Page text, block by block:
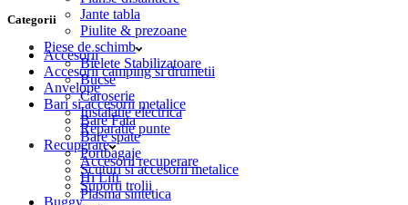
Jante tabla
Piulite & prezoane
Piese de schimb
Bielete Stabilizatoare
Bucse
Caroserie
Instalatie electrica
Reparatie punte
Recuperare
Accesorii recuperare
Hi Lift
Plasma sintetica
Categorii
Accesorii
Accesorii camping si drumetii
Anvelope
Bari si accesorii metalice
Bare Fata
Bare spate
Portbagaje
Scuturi si accesorii metalice
Suporti trolii